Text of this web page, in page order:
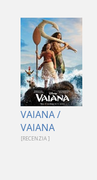
VAIANA /
VAIANA
[RECENZIA ]